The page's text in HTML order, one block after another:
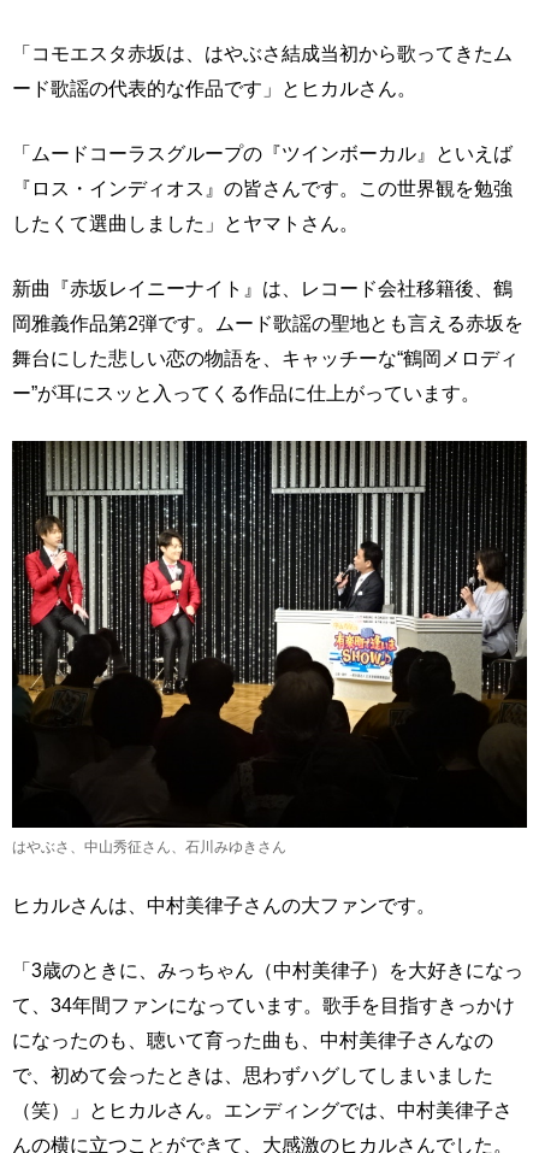
「コモエスタ赤坂は、はやぶさ結成当初から歌ってきたム
ード歌謡の代表的な作品です」とヒカルさん。
「ムードコーラスグループの『ツインボーカル』といえば
『ロス・インディオス』の皆さんです。この世界観を勉強
したくて選曲しました」とヤマトさん。
新曲『赤坂レイニーナイト』は、レコード会社移籍後、鶴
岡雅義作品第2弾です。ムード歌謡の聖地とも言える赤坂を
舞台にした悲しい恋の物語を、キャッチーな“鶴岡メロディ
ー”が耳にスッと入ってくる作品に仕上がっています。
はやぶさ、中山秀征さん、石川みゆきさん
ヒカルさんは、中村美律子さんの大ファンです。
「3歳のときに、みっちゃん（中村美律子）を大好きになっ
て、34年間ファンになっています。歌手を目指すきっかけ
になったのも、聴いて育った曲も、中村美律子さんなの
で、初めて会ったときは、思わずハグしてしまいました
（笑）」とヒカルさん。エンディングでは、中村美律子さ
んの横に立つことができて、大感激のヒカルさんでした。